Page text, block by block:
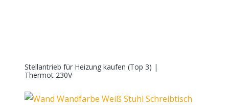
Stellantrieb für Heizung kaufen (Top 3) |
Thermot 230V